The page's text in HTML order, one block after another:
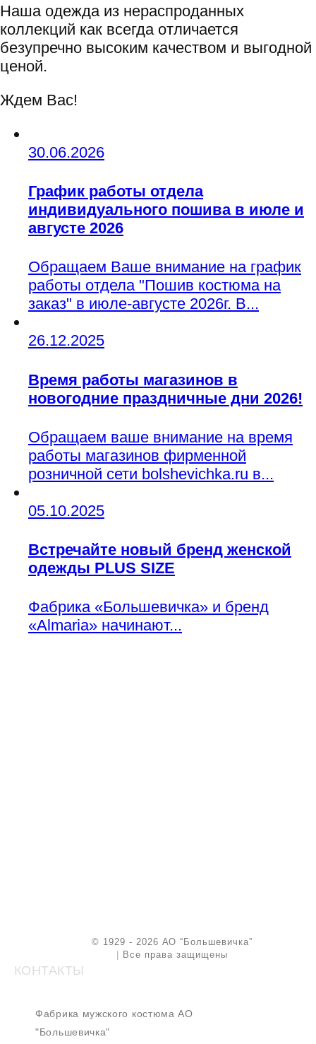
Наша одежда из нераспроданных
коллекций как всегда отличается
безупречно высоким качеством и выгодной
ценой.
Ждем Вас!
30.06.2026
График работы отдела
индивидуального пошива в июле и
августе 2026
Обращаем Ваше внимание на график
работы отдела "Пошив костюма на
заказ" в июле-августе 2026г. В...
26.12.2025
Время работы магазинов в
новогодние праздничные дни 2026!
Обращаем ваше внимание на время
работы магазинов фирменной
розничной сети bolshevichka.ru в...
05.10.2025
Встречайте новый бренд женской
одежды PLUS SIZE
Фабрика «Большевичка» и бренд
«Almaria» начинают...
© 1929 - 2026 АО “Большевичка”
Все права защищены
КОНТАКТЫ
Фабрика мужского костюма АО
"Большевичка"